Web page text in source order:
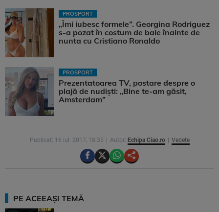
PROSPORT
„Îmi iubesc formele”. Georgina Rodriguez
s-a pozat în costum de baie înainte de
nunta cu Cristiano Ronaldo
PROSPORT
Prezentatoarea TV, postare despre o
plajă de nudiști: „Bine te-am găsit,
Amsterdam”
Publicat: 16 iul. 2017, 18:35 Autor: Echipa Ciao.ro Vedete
PE ACEEAȘI TEMĂ